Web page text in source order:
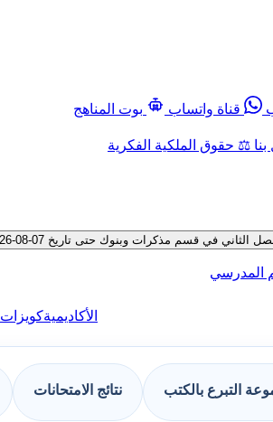
قناة واتساب
بوت المناهج
⚖️ حقوق الملكية الفكرية
المدرسي
الأكاديميةكويزات
التبرع بالكتب نتائج الامتحانات